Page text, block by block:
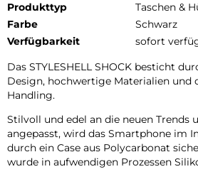
Produkttyp
Taschen &
Farbe
Schwarz
Verfügbarkeit
sofort
Das STYLESHELL SHOCK besticht
Design, hochwertige Materialien und
Handling.
Stilvoll und edel an die neuen Trends
angepasst, wird das Smartphone im
durch ein Case aus Polycarbonat
wurde in aufwendigen Prozessen